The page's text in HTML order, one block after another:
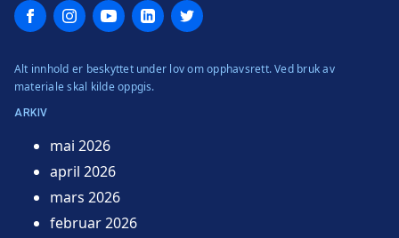
FacebookInstagramYouTubeLinkedInTwitter
Alt innhold er beskyttet under lov om opphavsrett. Ved bruk av
materiale skal kilde oppgis.
ARKIV
mai 2026
april 2026
mars 2026
februar 2026